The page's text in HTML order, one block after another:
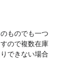
ものでも一つ
ので複数在庫
できない場合